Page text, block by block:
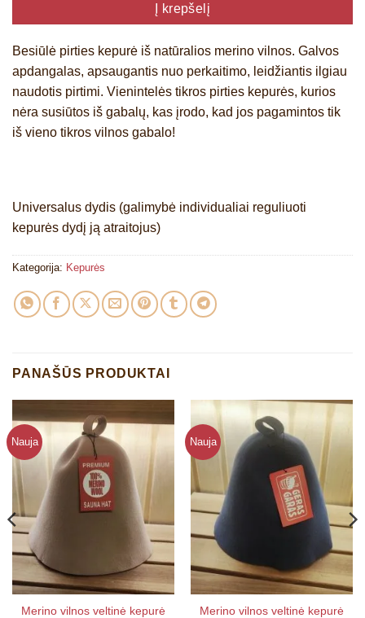
Į krepšelį
Besiūlė pirties kepurė iš natūralios merino vilnos. Galvos
apdangalas, apsaugantis nuo perkaitimo, leidžiantis ilgiau
naudotis pirtimi. Vienintelės tikros pirties kepurės, kurios
nėra susiūtos iš gabalų, kas įrodo, kad jos pagamintos tik
iš vieno tikros vilnos gabalo!
Universalus dydis (galimybė individualiai reguliuoti
kepurės dydį ją atraitojus)
Kategorija: Kepurės
PANAŠŪS PRODUKTAI
Nauja
Merino vilnos veltinė kepurė
Nauja
Merino vilnos veltinė kepurė